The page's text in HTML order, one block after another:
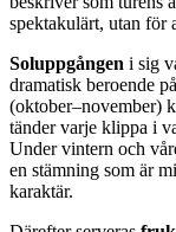
spektakulärt, utan för
Soluppgången i sig
dramatisk beroende
(oktober–november)
tänder varje klippa i
Under vintern och
en stämning som är
karaktär.